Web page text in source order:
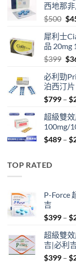
西地那
$500 $
犀利士
品 20mg
$399 $
必利勁
泊西汀片
$799 – $
超級雙效
100mg/
$489 – $
TOP RATED
P-Force
吉
$399 – $
超級雙
吉|必利
$399 – $